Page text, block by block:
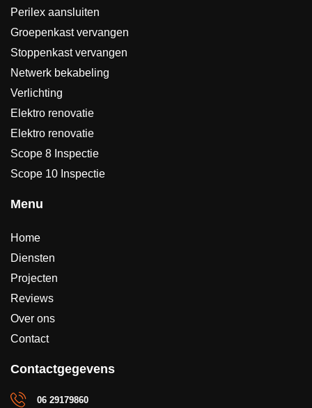
Perilex aansluiten
Groepenkast vervangen
Stoppenkast vervangen
Netwerk bekabeling
Verlichting
Elektro renovatie
Elektro renovatie
Scope 8 Inspectie
Scope 10 Inspectie
Menu
Home
Diensten
Projecten
Reviews
Over ons
Contact
Contactgegevens
06 29179860